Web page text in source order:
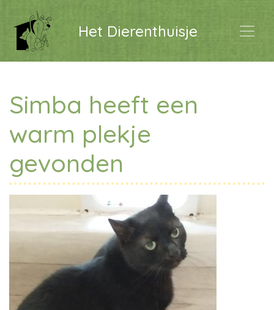
Het Dierenthuisje
Simba heeft een
warm plekje
gevonden